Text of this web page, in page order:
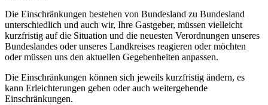
Die Einschränkungen bestehen von Bundesland zu Bundesland
unterschiedlich und auch wir, Ihre Gastgeber, müssen vielleicht
kurzfristig auf die Situation und die neuesten Verordnungen unseres
Bundeslandes oder unseres Landkreises reagieren oder möchten
oder müssen uns den aktuellen Gegebenheiten anpassen.
Die Einschränkungen können sich jeweils kurzfristig ändern, es
kann Erleichterungen geben oder auch weitergehende
Einschränkungen.